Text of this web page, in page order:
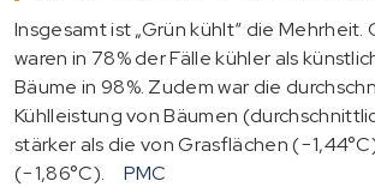
Insgesamt ist „Grün kühlt“ die Mehrheit.
waren in 78% der Fälle kühler als
Bäume in 98%. Zudem war die
Kühlleistung von Bäumen
stärker als die von Grasflächen
(−1,86°C).
PMC